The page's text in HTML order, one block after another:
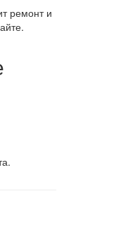
ремонт и